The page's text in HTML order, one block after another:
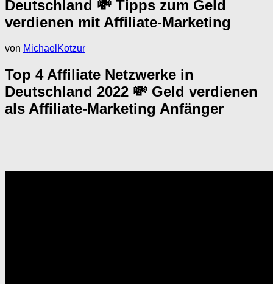
Deutschland 💸 Tipps zum Geld
verdienen mit Affiliate-Marketing
von MichaelKotzur
Top 4 Affiliate Netzwerke in
Deutschland 2022 💸 Geld verdienen
als Affiliate-Marketing Anfänger